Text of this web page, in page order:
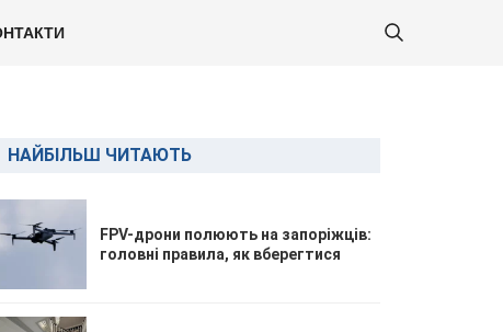
НАЙБІЛЬШ ЧИТАЮТЬ
FPV-дрони полюють на запоріжців:
головні правила, як вберегтися